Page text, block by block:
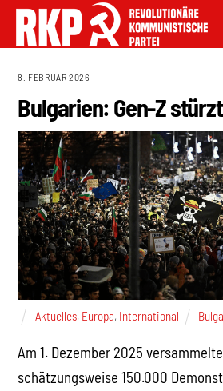
8. FEBRUAR 2026
Bulgarien: Gen-Z
Aktuelles, Europa, International
Am 1. Dezember 2025
schätzungsweise 150.000